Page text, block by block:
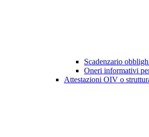
Scadenzario
Oneri informativi
Attestazioni OIV o